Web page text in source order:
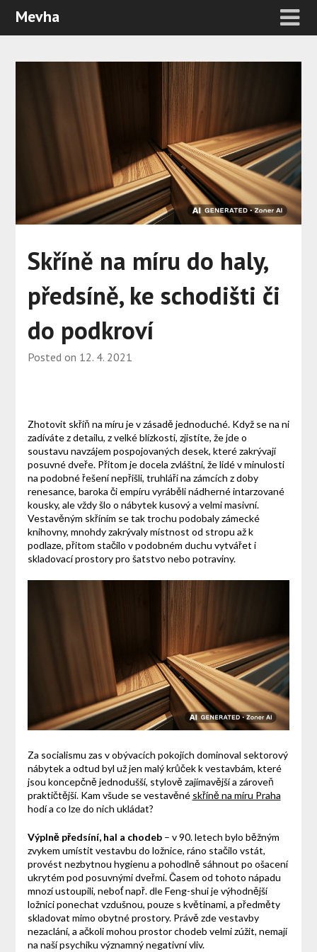
Mevha
Skříně na míru do haly,
předsíně, ke schodišti či
do podkroví
Posted on 12. 4. 2021
Zhotovit skříň na míru je v zásadě jednoduché. Když se na ni
zadíváte z detailu, z velké blízkosti, zjistíte, že jde o
soustavu navzájem pospojovaných desek, které zakrývají
posuvné dveře. Přitom je docela zvláštní, že lidé v minulosti
na podobné řešení nepřišli, truhláři na zámcích z doby
renesance, baroka či empíru vyráběli nádherné intarzované
kousky, ale vždy šlo o nábytek kusový a velmi masivní.
Vestavěným skříním se tak trochu podobaly zámecké
knihovny, mnohdy zakrývaly místnost od stropu až k
podlaze, přitom stačilo v podobném duchu vytvářet i
skladovací prostory pro šatstvo nebo potraviny.
Za socialismu zas v obývacích pokojích dominoval sektorový
nábytek a odtud byl už jen malý krůček k vestavbám, které
jsou koncepčně jednodušší, stylově zajímavější a zároveň
praktičtější. Kam všude se vestavěné skříně na míru Praha
hodí a co lze do nich ukládat?
Výplně předsíní, hal a chodeb– v 90. letech bylo běžným
zvykem umístit vestavbu do ložnice, ráno stačilo vstát,
provést nezbytnou hygienu a pohodlně sáhnout po ošacení
ukrytém pod posuvnými dveřmi. Časem od tohoto nápadu
mnozí ustoupili, neboť např. dle Feng-shui je výhodnější
ložnici ponechat vzdušnou, pouze s květinami, a předměty
skladovat mimo obytné prostory. Právě zde vestavby
nezaclání, a ačkoli mohou prostor chodeb velmi zúžit, nemají
na naší psychiku významný negativní vliv.